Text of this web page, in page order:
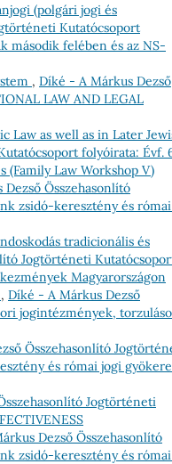
(polgári jogi és
Kutatócsoport
második felében és az NS-
, Díké - A Márkus Dezső
LAW AND LEGAL
Law as well as in Later
folyóirata: Évf.
(Family Law Workshop V)
Összehasonlító
zsidó-keresztény és
tradicionális és
Jogtörténeti
Magyarországon
, Díké - A Márkus Dezső
jogintézmények,
Összehasonlító
és római jogi
Jogtörténeti
Dezső Összehasonlító
zsidó-keresztény és